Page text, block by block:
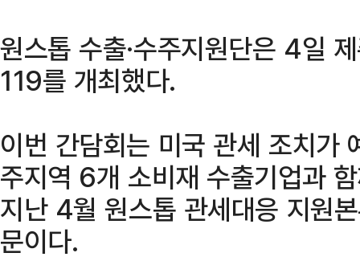
원스톱 수출·수주지원단은 4일
119를 개최했다.
이번 간담회는 미국 관세 조치가
주지역 6개 소비재 수출기업과
지난 4월 원스톱 관세대응 지원
문이다.